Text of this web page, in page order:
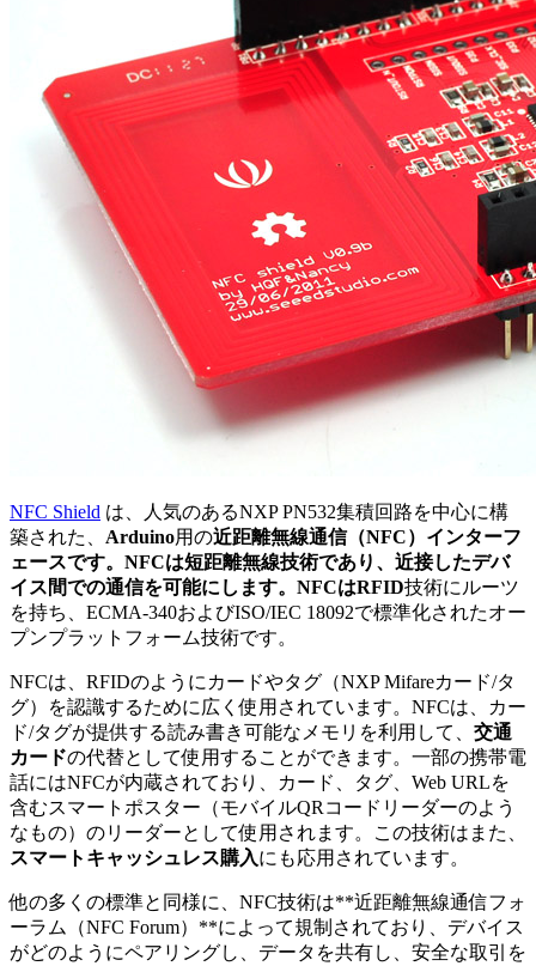
NFC Shield は、人気のあるNXP PN532集積回路を中心に構
築された、 Arduino用の近距離無線通信（NFC） インターフ
ェースです。NFCは短距離無線技術であり、近接したデバ
イス間での通信を可能にします。 NFCはRFID技術にルーツ
を持ち、ECMA-340およびISO/IEC 18092で標準化されたオー
プンプラットフォーム技術です。
NFCは、RFIDのようにカードやタグ（NXP Mifareカード/タ
グ）を認識するために広く使用されています。NFCは、カー
ド/タグが提供する読み書き可能なメモリを利用して、 交通
カードの代替として使用することができます。一部の携帯電
話にはNFCが内蔵されており、カード、タグ、Web URLを
含むスマートポスター（モバイルQRコードリーダーのよう
なもの）のリーダーとして使用されます。この技術はまた、
スマートキャッシュレス購入にも応用されています。
他の多くの標準と同様に、NFC技術は**近距離無線通信フォ
ーラム（NFC Forum）**によって規制されており、デバイス
がどのようにペアリングし、データを共有し、安全な取引を